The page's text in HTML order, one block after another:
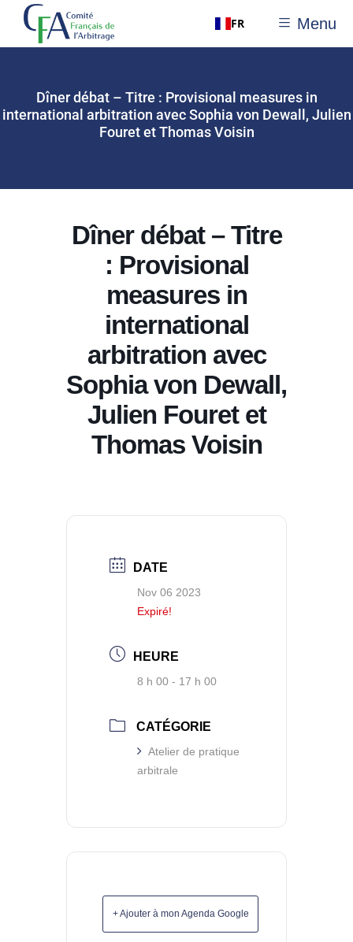
Menu
FR
Dîner débat – Titre : Provisional measures in
international arbitration avec Sophia von Dewall, Julien
Fouret et Thomas Voisin
Dîner débat – Titre
: Provisional
measures in
international
arbitration avec
Sophia von Dewall,
Julien Fouret et
Thomas Voisin
DATE
Nov 06 2023
Expiré!
HEURE
8 h 00 - 17 h 00
CATÉGORIE
Atelier de pratique
arbitrale
+ Ajouter à mon Agenda Google